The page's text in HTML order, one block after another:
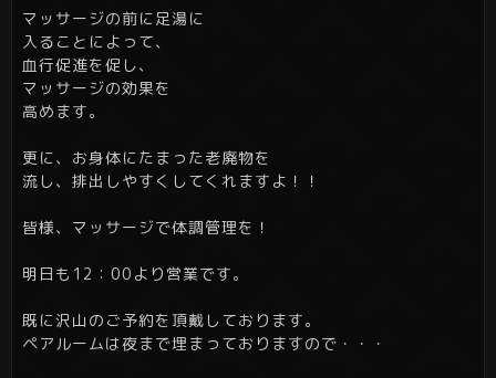
マッサージの前に足湯に
入ることによって、
血行促進を促し、
マッサージの効果を
高めます。
更に、お身体にたまった老廃物を
流し、排出しやすくしてくれますよ！！
皆様、マッサージで体調管理を！
明日も12：00より営業です。
既に沢山のご予約を頂戴しております。
ペアルームは夜まで埋まっておりますので・・・